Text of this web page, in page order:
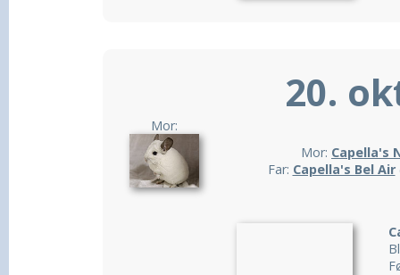
20.
Mor:
Mor: Capella's
Far: Capella's Bel Air